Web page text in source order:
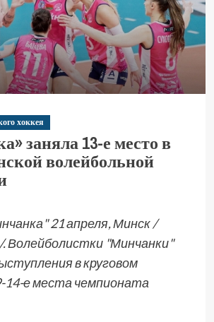
хоккея
заняла 13-е место в
волейбольной
21 апреля, Минск /
Волейболистки "Минчанки"
в круговом
14-е места чемпионата